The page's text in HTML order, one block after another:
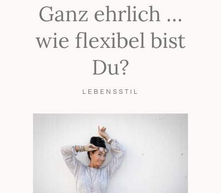
Ganz ehrlich …
wie flexibel bist
Du?
LEBENSSTIL